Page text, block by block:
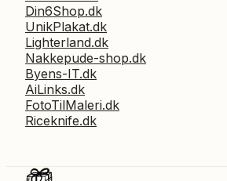
Din6Shop.dk
UnikPlakat.dk
Lighterland.dk
Nakkepude-shop.dk
Byens-IT.dk
AiLinks.dk
FotoTilMaleri.dk
Riceknife.dk